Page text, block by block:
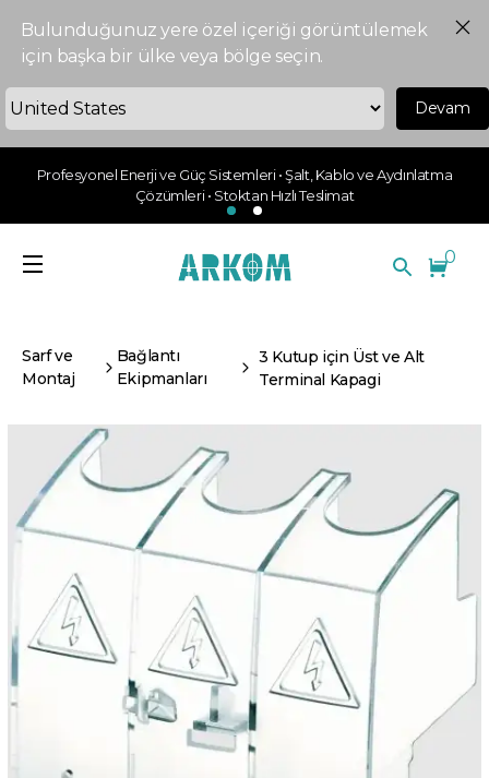
Bulunduğunuz yere özel içeriği görüntülemek
için başka bir ülke veya bölge seçin.
Devam
Profesyonel Enerji ve Güç Sistemleri • Şalt, Kablo ve Aydınlatma
Çözümleri • Stoktan Hızlı Teslimat
0
Sarf ve
Montaj
Bağlantı
Ekipmanları
3 Kutup için Üst ve Alt
Terminal Kapagi